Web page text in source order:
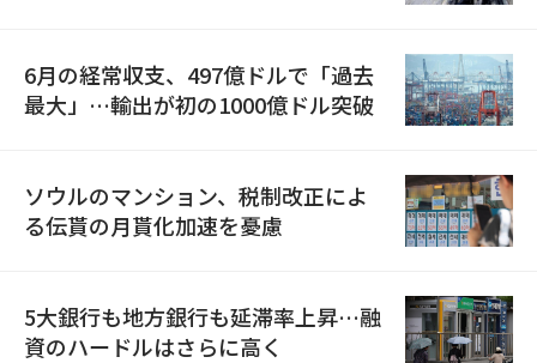
6月の経常収支、497億ドルで「過去
最大」…輸出が初の1000億ドル突破
ソウルのマンション、税制改正によ
る伝貰の月貰化加速を憂慮
5大銀行も地方銀行も延滞率上昇…融
資のハードルはさらに高く